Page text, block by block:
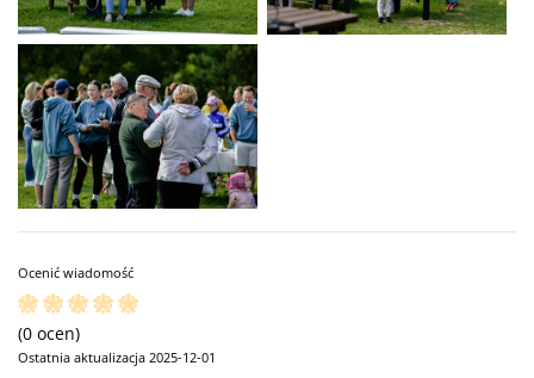
Ocenić wiadomość
(0 ocen)
Ostatnia aktualizacja 2025-12-01